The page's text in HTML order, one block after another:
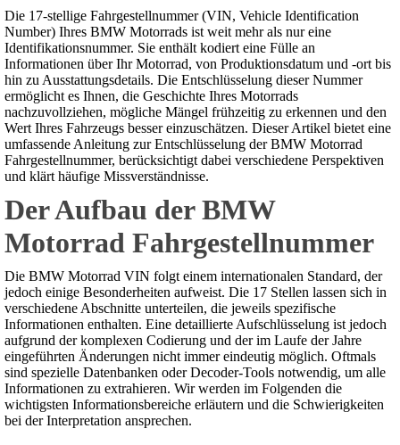
Die 17-stellige Fahrgestellnummer (VIN, Vehicle Identification
Number) Ihres BMW Motorrads ist weit mehr als nur eine
Identifikationsnummer. Sie enthält kodiert eine Fülle an
Informationen über Ihr Motorrad, von Produktionsdatum und -ort bis
hin zu Ausstattungsdetails. Die Entschlüsselung dieser Nummer
ermöglicht es Ihnen, die Geschichte Ihres Motorrads
nachzuvollziehen, mögliche Mängel frühzeitig zu erkennen und den
Wert Ihres Fahrzeugs besser einzuschätzen. Dieser Artikel bietet eine
umfassende Anleitung zur Entschlüsselung der BMW Motorrad
Fahrgestellnummer, berücksichtigt dabei verschiedene Perspektiven
und klärt häufige Missverständnisse.
Der Aufbau der BMW
Motorrad Fahrgestellnummer
Die BMW Motorrad VIN folgt einem internationalen Standard, der
jedoch einige Besonderheiten aufweist. Die 17 Stellen lassen sich in
verschiedene Abschnitte unterteilen, die jeweils spezifische
Informationen enthalten. Eine detaillierte Aufschlüsselung ist jedoch
aufgrund der komplexen Codierung und der im Laufe der Jahre
eingeführten Änderungen nicht immer eindeutig möglich. Oftmals
sind spezielle Datenbanken oder Decoder-Tools notwendig, um alle
Informationen zu extrahieren. Wir werden im Folgenden die
wichtigsten Informationsbereiche erläutern und die Schwierigkeiten
bei der Interpretation ansprechen.